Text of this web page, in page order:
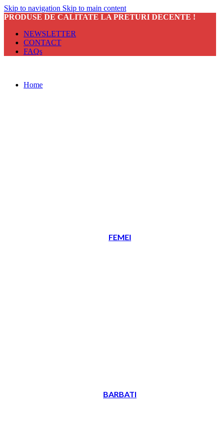
Skip to navigation Skip to main content
PRODUSE DE CALITATE LA PRETURI DECENTE !
NEWSLETTER
CONTACT
FAQs
Home
FEMEI
BARBATI